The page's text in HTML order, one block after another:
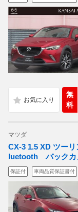
無
料
マツダ
CX-3 1.5 XD ツー
luetooth バックカ
保証付 車両品質保証書付